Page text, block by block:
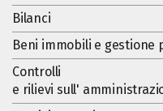
Bilanci
Beni immobili e gestione
Controlli
e rilievi sull'